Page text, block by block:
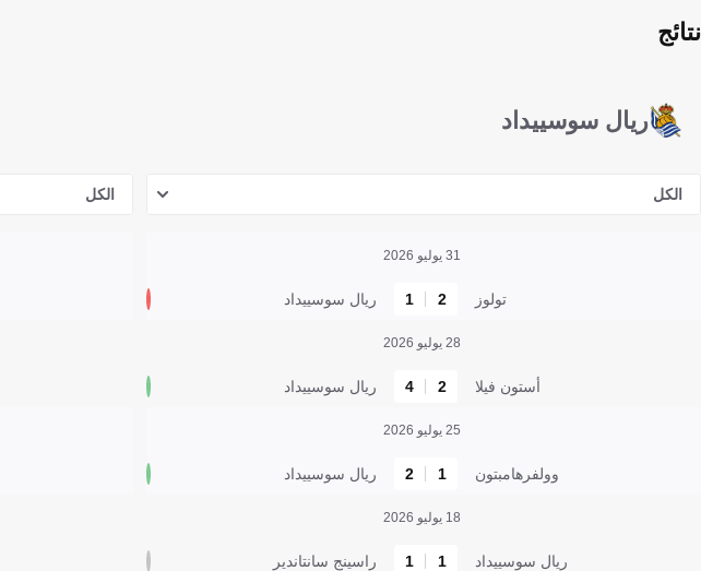
ريال سوسييداد
نتائج
الكل
31 يوليو 2026
تولوز 2
1 ريال سوسييداد
28 يوليو 2026
أستون فيلا 2
4 ريال سوسييداد
25 يوليو 2026
وولفرهامبتون 1
2 ريال سوسييداد
18 يوليو 2026
ريال سوسييداد 1
1 راسينج سانتاندير
الكل